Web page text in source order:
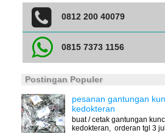
0812 200 40079
0815 7373 1156
Postingan Populer
pesanan gantungan
kedokteran
buat / cetak gantungan
kedokteran, orderan tgl 3